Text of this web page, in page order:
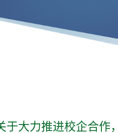
于大力推进校企合作